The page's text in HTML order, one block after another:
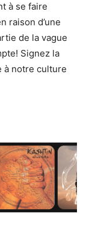
à se faire
raison d’une
de la vague
Signez la
à notre culture